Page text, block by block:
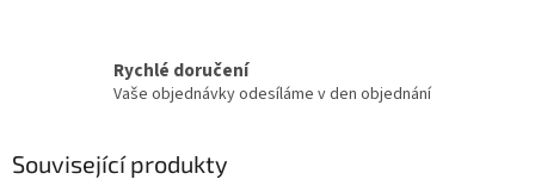
Rychlé doručení
Vaše objednávky odesíláme v den objednání
Související produkty